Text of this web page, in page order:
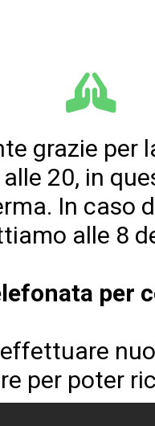
grazie per
20, in
In caso
alle 8
per
per poter